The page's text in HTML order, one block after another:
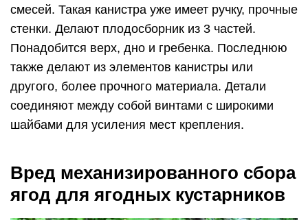
смесей. Такая канистра уже имеет ручку, прочные
стенки. Делают плодосборник из 3 частей.
Понадобится верх, дно и гребенка. Последнюю
также делают из элементов канистры или
другого, более прочного материала. Детали
соединяют между собой винтами с широкими
шайбами для усиления мест крепления.
Вред механизированного сбора
ягод для ягодных кустарников